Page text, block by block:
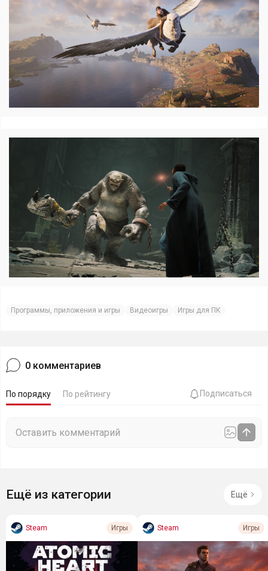
Программы, приложения и игры Видеоигры Игры для ПК
0 комментариев
По порядку По рейтингу Подписаться
Ещё из категории Ещё
Steam Игры Steam Игры